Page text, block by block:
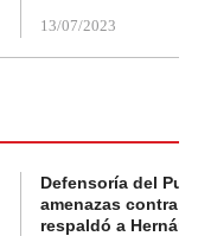
13/07/2023
Defensoría del
amenazas contra
respaldó a Hernán